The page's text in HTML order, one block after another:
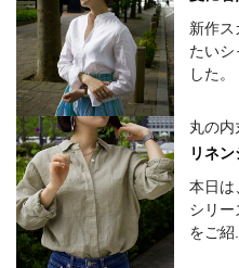
新作
たいシ
した。
丸の内
リネン
本日は
シリー
をご紹...